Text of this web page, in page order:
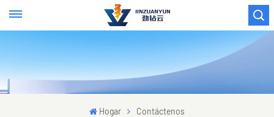
Hogar Contáctenos